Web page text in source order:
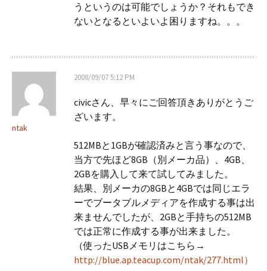
うというのは可能でしょうか？それもでき
ないとなるといよいよ困りますね。。。
ntak
2008/09/07 5:12 PM
civicさん、早々にご回答頂きありがとうご
ざいます。
512MBと1GBが確認済みと言う事なので、
当方で先ほど8GB（別メーカ品）、4GB、
2GBを購入して来て試してみました。
結果、別メーカの8GBと4GBでは同じエラ
ーでブータブルメディアを作成する事は出
来ませんでしたが、2GBと手持ちの512MB
では正常に作成する事が出来ました。
（使ったUSBメモリはこちら→
http://blue.ap.teacup.com/ntak/277.html）